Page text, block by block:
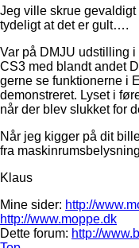
Jeg ville skrue gevaldigt
tydeligt at det er gult….
Var på DMJU udstilling
CS3 med blandt andet
gerne se funktionerne i
demonstreret. Lyset i
når der blev slukket for
Når jeg kigger på dit
fra
Klaus
Mine sider: http://
http://www.moppe.dk
Dette forum: http://